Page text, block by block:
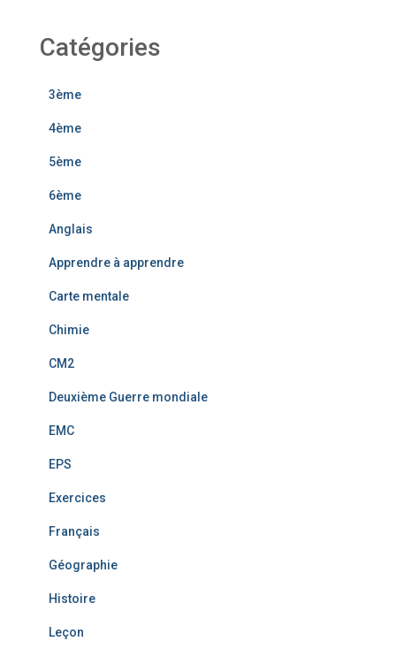
Catégories
3ème
4ème
5ème
6ème
Anglais
Apprendre à apprendre
Carte mentale
Chimie
CM2
Deuxième Guerre mondiale
EMC
EPS
Exercices
Français
Géographie
Histoire
Leçon